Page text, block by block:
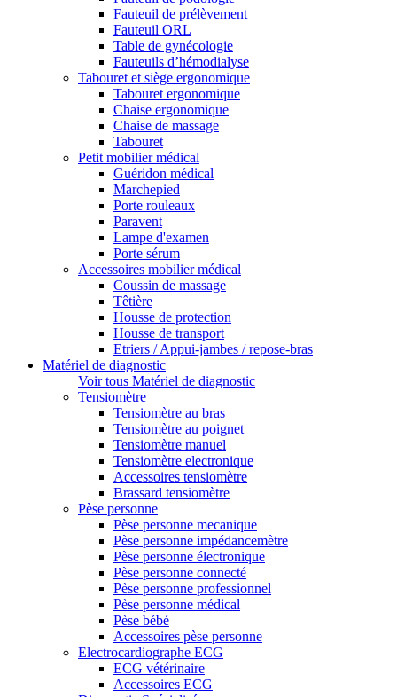
Fauteuil de prélèvement
Fauteuil ORL
Table de gynécologie
Fauteuils d’hémodialyse
Tabouret et siège ergonomique
Tabouret ergonomique
Chaise ergonomique
Chaise de massage
Tabouret
Petit mobilier médical
Guéridon médical
Marchepied
Porte rouleaux
Paravent
Lampe d'examen
Porte sérum
Accessoires mobilier médical
Coussin de massage
Têtière
Housse de protection
Housse de transport
Etriers / Appui-jambes / repose-bras
Matériel de diagnostic
Voir tous Matériel de diagnostic
Tensiomètre
Tensiomètre au bras
Tensiomètre au poignet
Tensiomètre manuel
Tensiomètre electronique
Accessoires tensiomètre
Brassard tensiomètre
Pèse personne
Pèse personne mecanique
Pèse personne impédancemètre
Pèse personne électronique
Pèse personne connecté
Pèse personne professionnel
Pèse personne médical
Pèse bébé
Accessoires pèse personne
Electrocardiographe ECG
ECG vétérinaire
Accessoires ECG